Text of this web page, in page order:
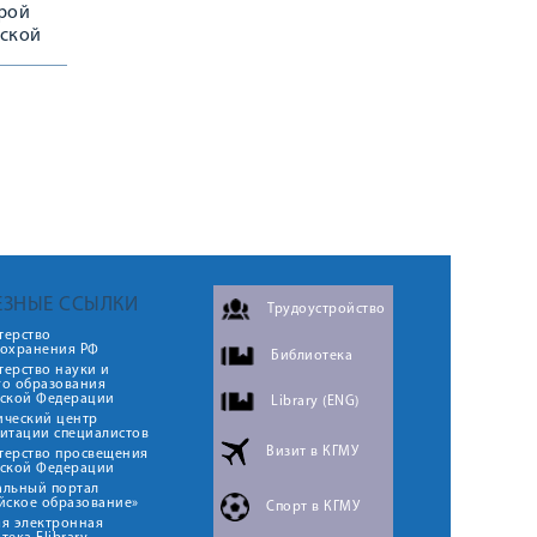
ССЫЛКИ
РФ
науки и
образования
Федерации
центр
специалистов
просвещения
Федерации
портал
образование»
электронная
Трудоустройство
Библиотека
Library (ENG)
Визит в КГМУ
Спорт в КГМУ